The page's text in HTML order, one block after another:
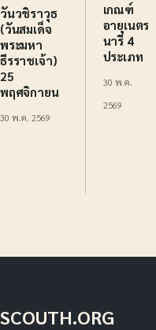
วันวชิราวุธ
(วันสมเด็จ
พระมหา
ธีรราชเจ้า)
25
พฤศจิกายน
30 พ.ค. 2569
เกณฑ์
อายุเนตร
นารี 4
ประเภท
30 พ.ค.
2569
SCOUTH.ORG